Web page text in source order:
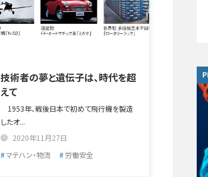
技術者の夢と遺伝子は、時代を超
えて
1953年、戦後日本で初めて飛行機を製造
したオ...
2020年11月27日
マテハン・物流
労働安全